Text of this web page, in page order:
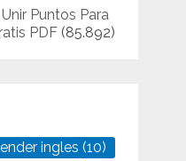
Puntos Para
PDF (85.892)
ingles (10)